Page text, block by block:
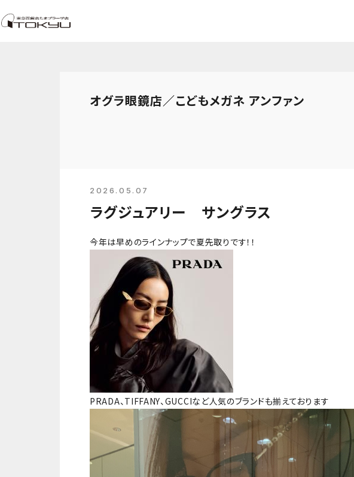
オグラ眼鏡店／こどもメガネ アンファン
2026.05.07
ラグジュアリー サングラス
今年は早めのラインナップで夏先取りです！！
PRADA、TIFFANY、GUCCIなど人気のブランドも揃えております